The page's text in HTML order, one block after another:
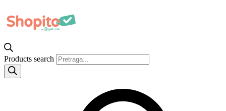
Products search